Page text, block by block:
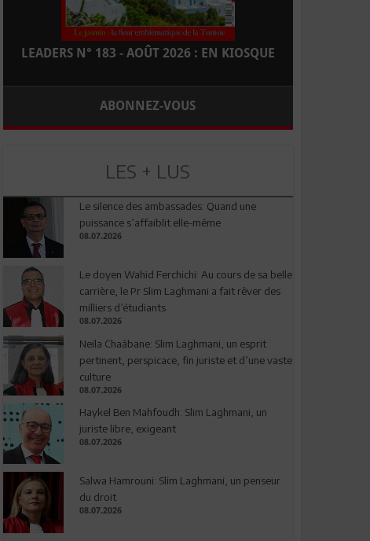
LEADERS N° 183 - AOÛT 2026 : EN KIOSQUE
ABONNEZ-VOUS
LES + LUS
Le silence des ambassades: Quand une
puissance s’affaiblit elle-même
08.07.2026
Le doyen Wahid Ferchichi: Au cours de sa belle
carrière, le Pr Slim Laghmani a fait rêver des
milliers d’étudiants
08.07.2026
Neila Chaâbane: Slim Laghmani, un esprit
pertinent, perspicace, fin juriste et d’une vaste
culture
08.07.2026
Haykel Ben Mahfoudh: Slim Laghmani, un
juriste libre, exigeant
08.07.2026
Salwa Hamrouni: Slim Laghmani, un penseur
du droit
08.07.2026